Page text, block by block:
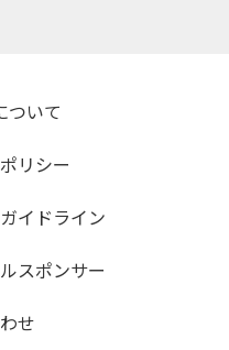
ついて
リシー
イドライン
スポンサー
せ